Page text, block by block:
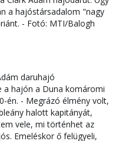
a hajóstársadalom "nagy
- Fotó: MTI/Balogh
daruhajó
a hajón a Duna komáromi
én. - Megrázó élmény volt,
halott kapitányát,
vele, mi történhet az
Emeléskor ő felügyeli,